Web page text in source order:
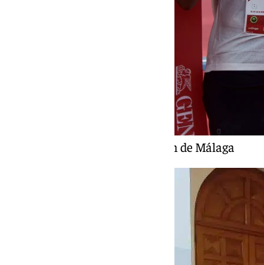
Un momento de la Maratón de Málaga